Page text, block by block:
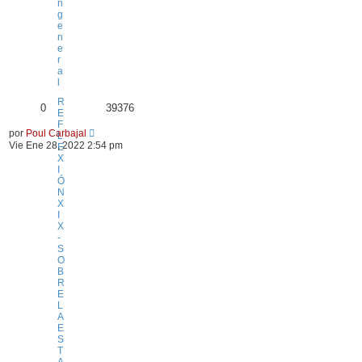
n
g
e
n
e
r
a
l
R
E
F
L
E
X
I
Ó
N
X
I
X
-
S
O
B
R
E
L
A
E
S
T
0 39376
por Poul Carbajal
Vie Ene 28, 2022 2:54 pm